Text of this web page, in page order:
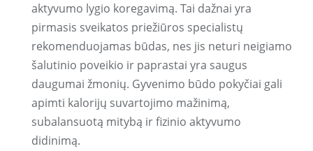
aktyvumo lygio koregavimą. Tai dažnai yra
pirmasis sveikatos priežiūros specialistų
rekomenduojamas būdas, nes jis neturi neigiamo
šalutinio poveikio ir paprastai yra saugus
daugumai žmonių. Gyvenimo būdo pokyčiai gali
apimti kalorijų suvartojimo mažinimą,
subalansuotą mitybą ir fizinio aktyvumo
didinimą.